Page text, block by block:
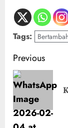
Tags:
Previous